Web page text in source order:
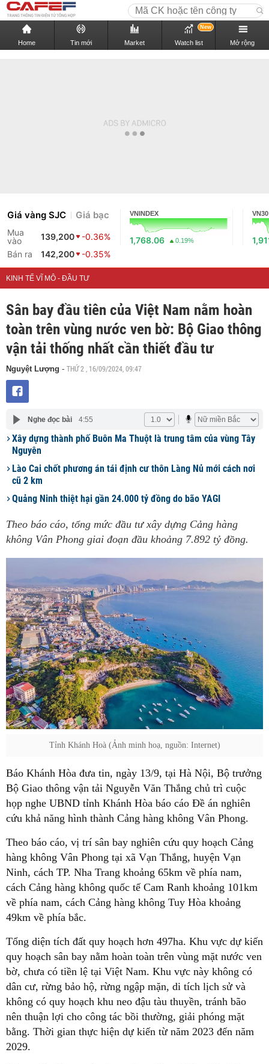
Home Tin mới Market Watch list
New
Mở rộng
Giá vàng SJC Giá bạc
Mua
vào
139,200
-0.36%
Bán ra
142,200 -0.35%
VNINDEX
1,768.06 0.19%
VN30
KINH TẾ VĨ MÔ - ĐẦU TƯ
Sân bay đầu tiên của Việt Nam nằm hoàn
toàn trên vùng nước ven bờ: Bộ Giao thông
vận tải thống nhất cần thiết đầu tư
Nguyệt Lượng - THỨ 2 , 16/09/2024, 09:47
Nghe đọc bài 4:55
Xây dựng thành phố Buôn Ma Thuột là trung tâm của vùng Tây
Nguyên
Lào Cai chốt phương án tái định cư thôn Làng Nủ mới cách nơi
cũ 2 km
Quảng Ninh thiệt hại gần 24.000 tỷ đồng do bão YAGI
Theo báo cáo, tổng mức đầu tư xây dựng Cảng hàng
không Vân Phong giai đoạn đầu khoảng 7.892 tỷ đồng.
Tỉnh Khánh Hoà (Ảnh minh hoạ, nguồn: Internet)
Báo Khánh Hòa đưa tin, ngày 13/9, tại Hà Nội, Bộ trưởng
Bộ Giao thông vận tải Nguyễn Văn Thắng chủ trì cuộc
họp nghe UBND tỉnh Khánh Hòa báo cáo Đề án nghiên
cứu khả năng hình thành Cảng hàng không Vân Phong.
Theo báo cáo, vị trí sân bay nghiên cứu quy hoạch Cảng
hàng không Vân Phong tại xã Vạn Thắng, huyện Vạn
Ninh, cách TP. Nha Trang khoảng 65km về phía nam,
cách Cảng hàng không quốc tế Cam Ranh khoảng 101km
về phía nam, cách Cảng hàng không Tuy Hòa khoảng
49km về phía bắc.
Tổng diện tích đất quy hoạch hơn 497ha. Khu vực dự kiến
quy hoạch sân bay nằm hoàn toàn trên vùng mặt nước ven
bờ, chưa có tiền lệ tại Việt Nam. Khu vực này không có
dân cư, rừng bảo hộ, rừng ngập mặn, di tích lịch sử và
không có quy hoạch khu neo đậu tàu thuyền, tránh bão
nên thuận lợi cho công tác bồi thường, giải phóng mặt
bằng. Thời gian thực hiện dự kiến từ năm 2023 đến năm
2029.